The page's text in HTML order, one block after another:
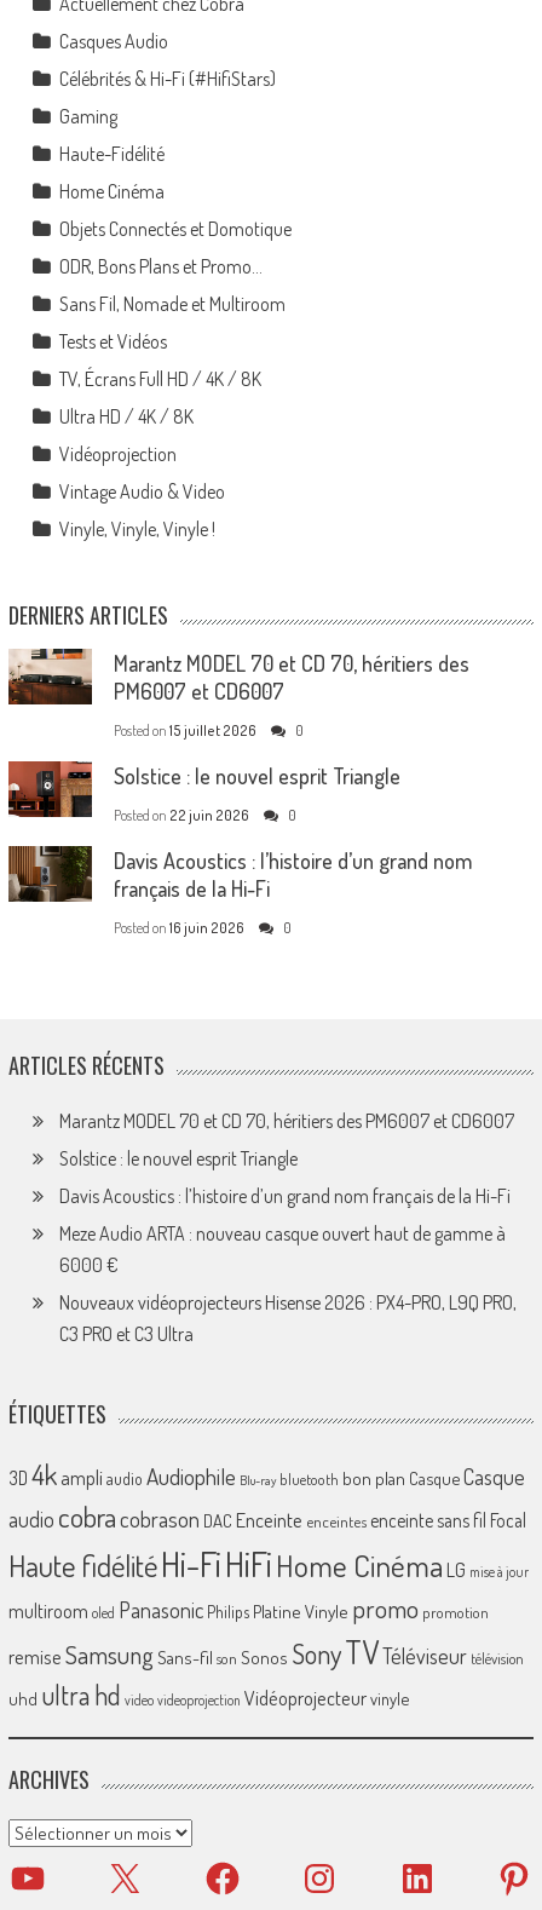
Casques Audio
Célébrités & Hi-Fi (#HifiStars)
Gaming
Haute-Fidélité
Home Cinéma
Objets Connectés et Domotique
ODR, Bons Plans et Promo…
Sans Fil, Nomade et Multiroom
Tests et Vidéos
TV, Écrans Full HD / 4K / 8K
Ultra HD / 4K / 8K
Vidéoprojection
Vintage Audio & Video
Vinyle, Vinyle, Vinyle !
DERNIERS ARTICLES
Marantz MODEL 70 et CD 70, héritiers des
PM6007 et CD6007
Posted on 15 juillet 2026 0
Solstice : le nouvel esprit Triangle
Posted on 22 juin 2026 0
Davis Acoustics : l’histoire d’un grand nom
français de la Hi-Fi
Posted on 16 juin 2026 0
ARTICLES RÉCENTS
Marantz MODEL 70 et CD 70, héritiers des PM6007 et CD6007
Solstice : le nouvel esprit Triangle
Davis Acoustics : l’histoire d’un grand nom français de la Hi-Fi
Meze Audio ARTA : nouveau casque ouvert haut de gamme à
6000 €
Nouveaux vidéoprojecteurs Hisense 2026 : PX4-PRO, L9Q PRO,
C3 PRO et C3 Ultra
ÉTIQUETTES
3D 4k ampliaudio Audiophile Blu-ray bluetooth bon plan CasqueCasque
audio cobracobrason DAC Enceinte enceintes enceinte sans fil Focal
Haute fidélitéHi-FiHiFiHome Cinéma LG mise à jour
multiroom oled Panasonic Philips Platine Vinyle promo promotion
remiseSamsungSans-fil son Sonos SonyTVTéléviseur télévision
uhd ultra hd video videoprojection Vidéoprojecteurvinyle
ARCHIVES
Archives
YouTube X Facebook Instagram LinkedIn